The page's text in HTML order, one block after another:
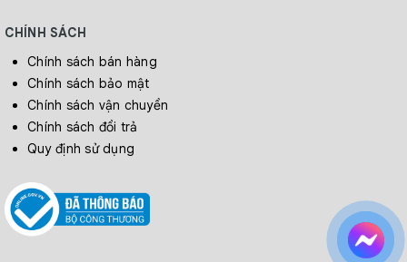
CHÍNH SÁCH
Chính sách bán hàng
Chính sách bảo mật
Chính sách vận chuyển
Chính sách đổi trả
Quy định sử dụng